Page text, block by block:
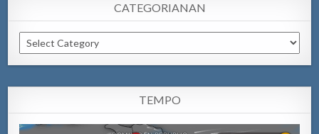
CATEGORIANAN
Categorianan
TEMPO